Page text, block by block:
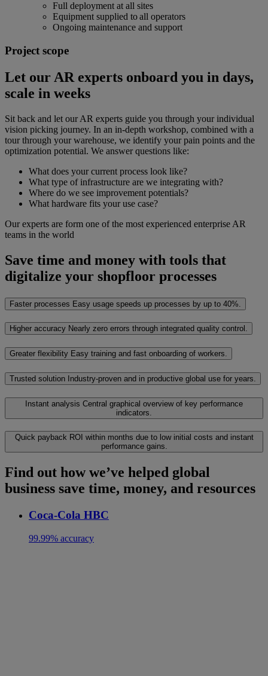
Full deployment at all sites
Equipment supplied to all operators
Ongoing maintenance and support
Project scope
Let our AR experts onboard you in days,
scale in weeks
Sit back and let our AR experts guide you through your individual
vision picking journey. In an in-depth workshop, combined with a
tour through your warehouse, we identify your pain points and the
optimization potential. We answer questions like:
What does your current process look like?
What type of infrastructure are we integrating with?
Where do we see improvement potentials?
What hardware fits your use case?
Our experts are form one of the most experienced enterprise AR
teams in the world
Save time and money with tools that
digitalize your shopfloor processes
Faster processes Easy usage speeds up processes by up to 40%.
Higher accuracy Nearly zero errors through integrated quality control.
Greater flexibility Easy training and fast onboarding of workers.
Trusted solution Industry-proven and in productive global use for years.
Instant analysis Central graphical overview of key performance
indicators.
Quick payback ROI within months due to low initial costs and instant
performance gains.
Find out how we’ve helped global
business save time, money, and resources
Coca-Cola HBC
99.99% accuracy